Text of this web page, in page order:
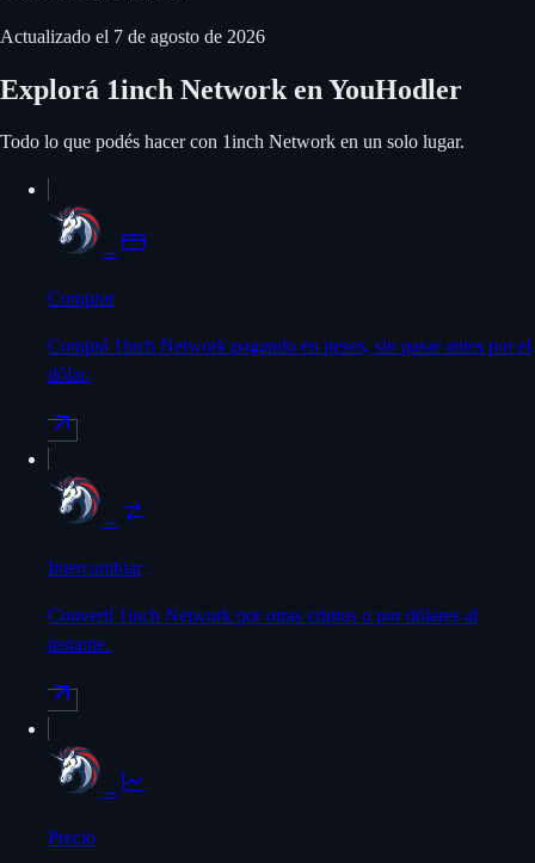
Actualizado el 7 de agosto de 2026
Explorá 1inch Network en YouHodler
Todo lo que podés hacer con 1inch Network en un solo lugar.
→
Comprar
Comprá 1inch Network pagando en pesos, sin pasar antes por el
dólar.
→
Intercambiar
Convertí 1inch Network por otras criptos o por dólares al
instante.
→
Precio